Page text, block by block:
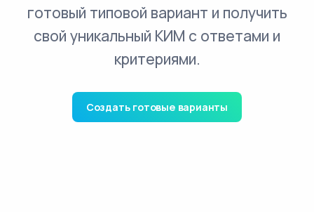
готовый типовой вариант и получить
свой уникальный КИМ с ответами и
критериями.
Создать готовые варианты